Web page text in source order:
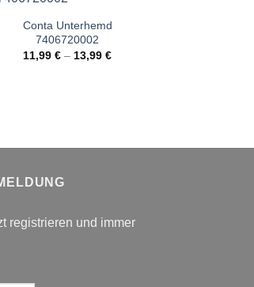
Conta Unterhemd
7406720002
11,99€ – 13,99€
registrieren und immer